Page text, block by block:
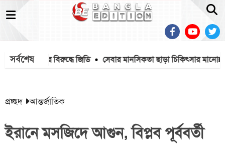
সর্বশেষ বিরুদ্ধে জিডি সেবার মানসিকতা ছাড়া চিকিৎসার মানোন্নয়ন
প্রচ্ছদ আন্তর্জাতিক
ইরানে মসজিদে আগুন, বিপ্লব পূর্ববর্তী